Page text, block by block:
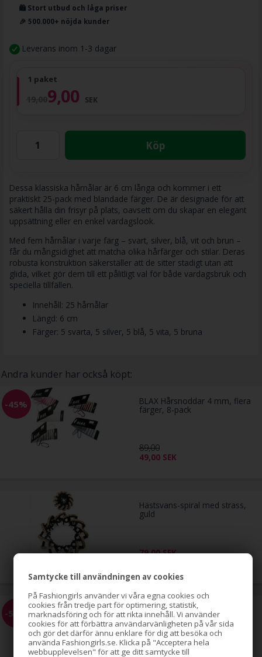
Samtycke till användningen av cookies
På Fashiongirls använder vi våra egna cookies och
cookies från tredje part för optimering, statistik,
marknadsföring och för att rikta innehåll. Vi använder
cookies för att förbättra användarvänligheten på vår sida
och gör det därför ännu enklare för dig att besöka och
använda Fashiongirls.se. Klicka på "Acceptera hela
webbupplevelsen" för att ge ditt samtycke till
🛍️ Stort utbud och låga priser
🎉 500.000+ nöjda kunder
Leverans inom 1-3 dagar
1 paket
9,00 SEK
Köp
Dessa klassiska hårnålar är 6 cm långa och kommer i ett
praktiskt 25-pack med blandade färger. De är designade för att
säkert hålla din frisyr på plats, oavsett om du skapar en elegant
uppsättning eller en enkel vardagslook.
Med fem hårnålar i varje färg – svart, silver, blå, vit och brun –
får du mångsidighet att matcha olika hårfärger och stilar. Deras
robusta konstruktion säkerställer att de sitter stadigt utan att
glida, vilket gör dem till ett pålitligt val för både vardagsbruk och
speciella tillfällen.
Innehåll: 25 hårnålar
Längd: 6 cm
Färger: 5 svarta, 5 silver, 5 blå, 5 vita, 5 bruna
Andra kunder har också köpt:
-45% BLAX Hårsnoddar 4 mm, flera
färger, 8-pack
89,00
49,00 SEK
Hästsvans-spiral med strass,
guld
79,00 SEK
-51% Hästsvans-spiral med strass,
silver